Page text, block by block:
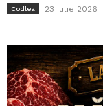
Codlea 23 iulie 2026